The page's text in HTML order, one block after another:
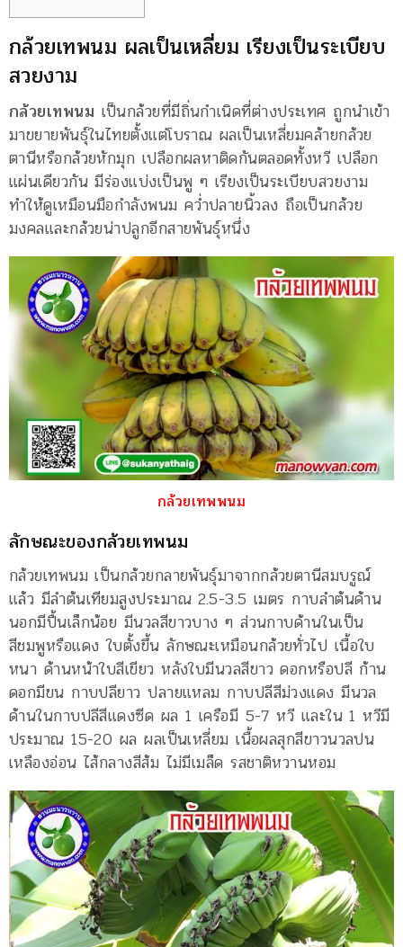
กล้วยเทพนม ผลเป็นเหลี่ยม เรียงเป็นระเบียบ
สวยงาม
กล้วยเทพนม เป็นกล้วยที่มีถิ่นกำเนิดที่ต่างประเทศ ถูกนำเข้า
มาขยายพันธุ์ในไทยตั้งแต่โบราณ ผลเป็นเหลี่ยมคล้ายกล้วย
ตานีหรือกล้วยหักมุก เปลือกผลหาติดกันตลอดทั้งหวี เปลือก
แผ่นเดียวกัน มีร่องแบ่งเป็นพู ๆ เรียงเป็นระเบียบสวยงาม
ทำให้ดูเหมือนมือกำลังพนม คว่ำปลายนิ้วลง ถือเป็นกล้วย
มงคลและกล้วยน่าปลูกอีกสายพันธุ์หนึ่ง
กล้วยเทพพนม
ลักษณะของกล้วยเทพนม
กล้วยเทพนม เป็นกล้วยกลายพันธุ์มาจากกล้วยตานีสมบรูณ์
แล้ว มีลำต้นเทียมสูงประมาณ 2.5-3.5 เมตร กาบลำต้นด้าน
นอกมีปื้นเล็กน้อย มีนวลสีขาวบาง ๆ ส่วนกาบด้านในเป็น
สีชมพูหรือแดง ใบตั้งขึ้น ลักษณะเหมือนกล้วยทั่วไป เนื้อใบ
หนา ด้านหน้าใบสีเขียว หลังใบมีนวลสีขาว ดอกหรือปลี ก้าน
ดอกมีขน กาบปลียาว ปลายแหลม กาบปลีสีม่วงแดง มีนวล
ด้านในกาบปลีสีแดงซีด ผล 1 เครือมี 5-7 หวี และใน 1 หวีมี
ประมาณ 15-20 ผล ผลเป็นเหลี่ยม เนื้อผลสุกสีขาวนวลปน
เหลืองอ่อน ไส้กลางสีส้ม ไม่มีเมล็ด รสชาติหวานหอม